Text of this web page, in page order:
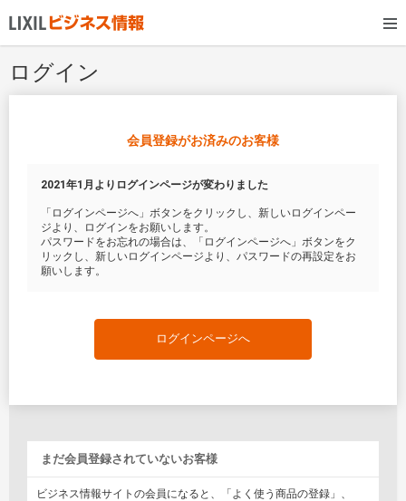
ログイン
会員登録がお済みのお客様
2021年1月よりログインページが変わりました
「ログインページへ」ボタンをクリックし、新しいログインペー
ジより、ログインをお願いします。
パスワードをお忘れの場合は、「ログインページへ」ボタンをク
リックし、新しいログインページより、パスワードの再設定をお
願いします。
ログインページへ
まだ会員登録されていないお客様
ビジネス情報サイトの会員になると、「よく使う商品の登録」、